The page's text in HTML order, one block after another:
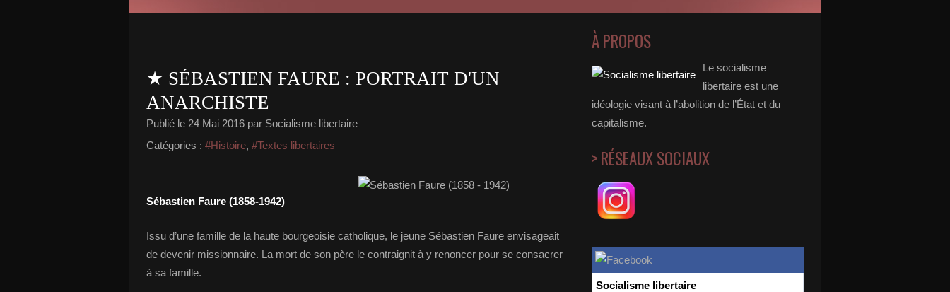
★ SÉBASTIEN FAURE : PORTRAIT D'UN
ANARCHISTE
Publié le 24 Mai 2016 par Socialisme libertaire
Catégories : #Histoire, #Textes libertaires
Sébastien Faure (1858-1942)
Issu d’une famille de la haute bourgeoisie catholique, le jeune Sébastien Faure envisageait
de devenir missionnaire. La mort de son père le contraignit à y renoncer pour se consacrer
à sa famille.
À PROPOS
Le socialisme
libertaire est une
idéologie visant à l’abolition de l’État et du
capitalisme.
> RÉSEAUX SOCIAUX
Socialisme libertaire